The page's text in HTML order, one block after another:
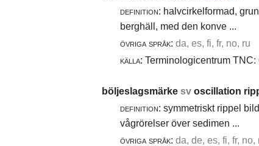
definition: halvcirkelformad,
berghäll, med den konve ...
övriga språk: da, es, fi, fr, no, ru
källa: Terminologicentrum
böljeslagsmärke sv oscillation
definition: symmetriskt rippel
vågrörelser över sedimen ...
övriga språk: da, de, es, fi, fr, no,